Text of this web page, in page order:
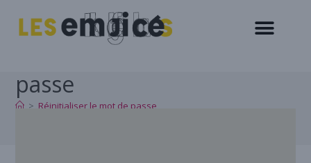
Réinitialiser le mot de
passe
> Réinitialiser le mot de passe